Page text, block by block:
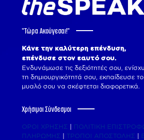
"Tώρα Ακούγεσαι!"
Κάνε την καλύτερη επένδυση,
επένδυσε στον εαυτό σου.
Ενδυνάμωσε τις δεξιότητές σου,
τη δημιουργικότητά σου, εκπαίδευσε το
μυαλό σου να σκέφτεται διαφορετικά.
Χρήσιμοι Σύνδεσμοι
ΟΡΟΙ ΧΡΗΣΗΣ ΠΟΛΙΤΙΚΗ
ΠΛΗΡΩΜΗΣ
ΤΡΟΠΟΙ ΑΠΟΣΤΟΛΗΣ